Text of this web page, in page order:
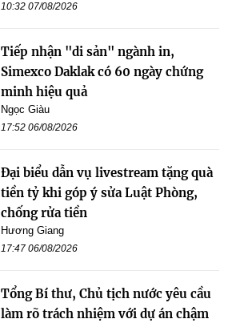
10:32 07/08/2026
Tiếp nhận "di sản" ngành in,
Simexco Daklak có 60 ngày chứng
minh hiệu quả
Ngọc Giàu
17:52 06/08/2026
Đại biểu dẫn vụ livestream tặng quà
tiền tỷ khi góp ý sửa Luật Phòng,
chống rửa tiền
Hương Giang
17:47 06/08/2026
Tổng Bí thư, Chủ tịch nước yêu cầu
làm rõ trách nhiệm với dự án chậm